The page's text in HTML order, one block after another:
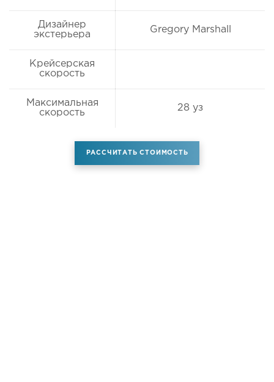
Дизайнер
экстерьера
Gregory Marshall
Крейсерская
скорость
Максимальная
скорость
28 уз
РАССЧИТАТЬ СТОИМОСТЬ